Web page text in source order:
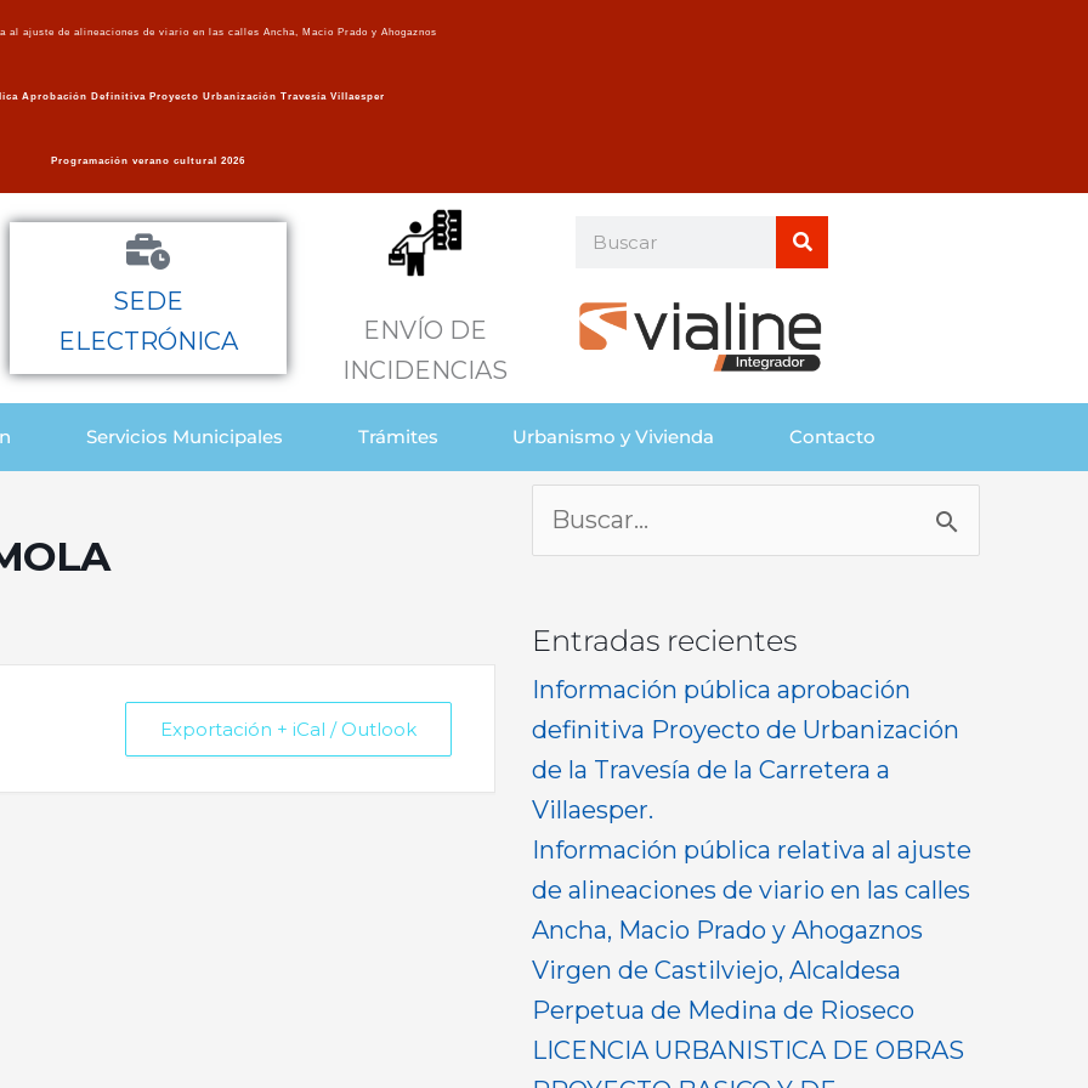
al ajuste de alineaciones de viario en las calles Ancha, Macio Prado y Ahogaznos
Aprobación Definitiva Proyecto Urbanización Travesía Villaesper
Programación verano cultural 2026
SEDE
ELECTRÓNICA
ENVÍO DE
INCIDENCIAS
Buscar Buscar
Servicios Municipales Trámites Urbanismo y Vivienda Contacto
Exportación + iCal / Outlook
Buscar
por:
Entradas recientes
Información pública aprobación
definitiva Proyecto de Urbanización
de la Travesía de la Carretera a
Villaesper.
Información pública relativa al ajuste
de alineaciones de viario en las calles
Ancha, Macio Prado y Ahogaznos
Virgen de Castilviejo, Alcaldesa
Perpetua de Medina de Rioseco
LICENCIA URBANISTICA DE OBRAS